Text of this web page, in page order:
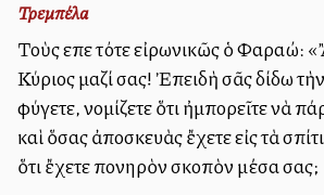
Τρεμπέλα
Τοὺς εἶπε τότε εἰρωνικῶς ὁ Φαραώ:
Κύριος μαζί σας! Ἐπειδὴ σᾶς δίδω
φύγετε, νομίζετε ὅτι ἠμπορεῖτε νὰ
καὶ ὅσας ἀποσκευὰς ἔχετε εἰς τὰ
ὅτι ἔχετε πονηρὸν σκοπὸν μέσα σας;